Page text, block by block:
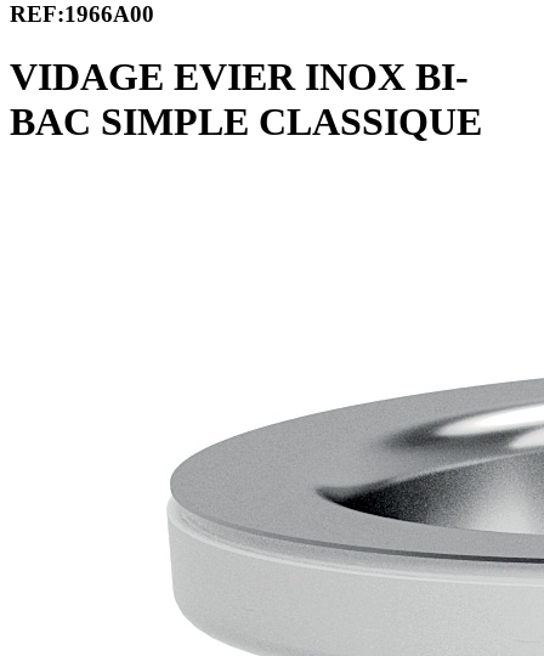
REF:1966A00
VIDAGE EVIER INOX BI-
BAC SIMPLE CLASSIQUE